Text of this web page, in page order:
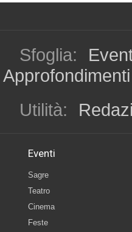
Sfoglia:
Approfondimenti
Utilità:
Eventi
Sagre
Teatro
Cinema
Feste